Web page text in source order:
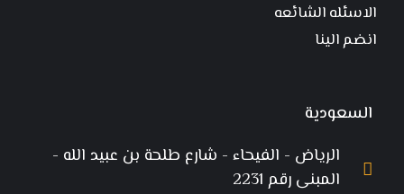
الاسئله الشائعه
انضم الينا
السعودية
الرياض - الفيحاء - شارع طلحة بن عبيد الله -
المبنى رقم 2231